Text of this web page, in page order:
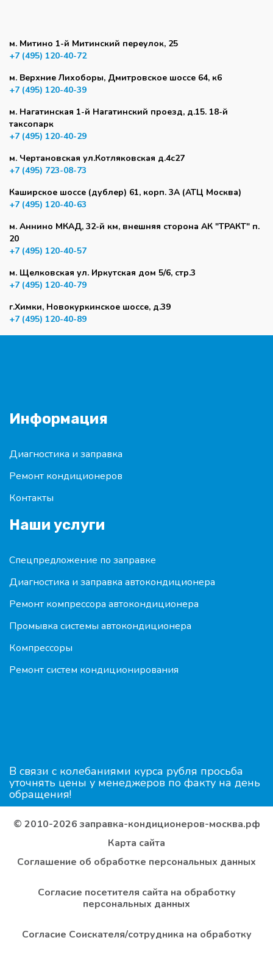
м. Митино 1-й Митинский переулок, 25
+7 (495) 120-40-72
м. Верхние Лихоборы, Дмитровское шоссе 64, к6
+7 (495) 120-40-39
м. Нагатинская 1-й Нагатинский проезд, д.15. 18-й
таксопарк
+7 (495) 120-40-29
м. Чертановская ул.Котляковская д.4с27
+7 (495) 723-08-73
Каширское шоссе (дублер) 61, корп. 3А (АТЦ Москва)
+7 (495) 120-40-63
м. Аннино МКАД, 32-й км, внешняя сторона АК "ТРАКТ" п.
20
+7 (495) 120-40-57
м. Щелковская ул. Иркутская дом 5/6, стр.3
+7 (495) 120-40-79
г.Химки, Новокуркинское шоссе, д.39
+7 (495) 120-40-89
Информация
Диагностика и заправка
Ремонт кондиционеров
Контакты
Наши услуги
Спецпредложение по заправке
Диагностика и заправка автокондиционера
Ремонт компрессора автокондиционера
Промывка системы автокондиционера
Компрессоры
Ремонт систем кондиционирования
В связи с колебаниями курса рубля просьба
уточнять цены у менеджеров по факту на день
обращения!
© 2010-2026 заправка-кондиционеров-москва.рф
Карта сайта
Соглашение об обработке персональных данных
Согласие посетителя сайта на обработку
персональных данных
Согласие Соискателя/сотрудника на обработку